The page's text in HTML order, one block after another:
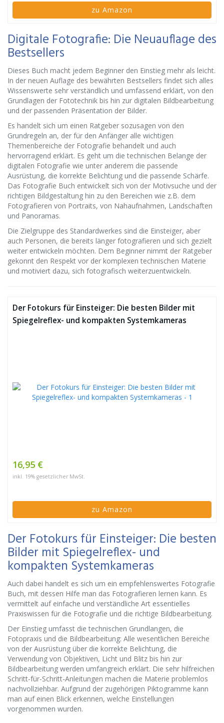
zu Amazon
Digitale Fotografie: Die Neuauflage des
Bestsellers
Dieses Buch macht jedem Beginner den Einstieg mehr als leicht.
In der neuen Auflage des bewährten Bestsellers findet sich alles
Wissenswerte sehr verständlich und umfassend erklärt, von den
Grundlagen der Fototechnik bis hin zur digitalen Bildbearbeitung
und der passenden Präsentation der Bilder.
Es handelt sich um einen Ratgeber sozusagen von den
Grundregeln an, der für den Anfänger alle wichtigen
Themenbereiche der Fotografie behandelt und auch
hervorragend erklärt. Es geht um die technischen Belange der
digitalen Fotografie wie unter anderem die passende
Ausrüstung, die korrekte Belichtung und die passende Schärfe.
Das Fotografie Buch entwickelt sich von der Motivsuche und der
richtigen Bildgestaltung hin zu den Bereichen wie z.B. dem
Fotografieren von Portraits, von Nahaufnahmen, Landschaften
und Panoramas.
Die Zielgruppe des Standardwerkes sind die Einsteiger, aber
auch Personen, die bereits länger fotografieren und sich gezielt
weiter entwickeln möchten. Dem Beginner nimmt der Ratgeber
gekonnt den Respekt vor der komplexen technischen Materie
und motiviert dazu, sich fotografisch weiterzuentwickeln.
Der Fotokurs für Einsteiger: Die besten Bilder mit
Spiegelreflex- und kompakten Systemkameras
16,95 €
inkl. 19% gesetzlicher MwSt.
zu Amazon
Der Fotokurs für Einsteiger: Die besten
Bilder mit Spiegelreflex- und
kompakten Systemkameras
Auch dabei handelt es sich um ein empfehlenswertes Fotografie
Buch, mit dessen Hilfe man das Fotografieren lernen kann. Es
vermittelt auf einfache und verständliche Art essentielles
Praxiswissen für die Fotografie und die richtige Bildbearbeitung.
Der Einstieg umfasst die technischen Grundlangen, die
Fotopraxis und die Bildbearbeitung: Alle wesentlichen Bereiche
von der Ausrüstung über die korrekte Belichtung, die
Verwendung von Objektiven, Licht und Blitz bis hin zur
Bildbearbeitung werden umfangreich erklärt. Die sehr hilfreichen
Schritt-für-Schritt-Anleitungen machen die Materie problemlos
nachvollziehbar. Aufgrund der zugehörigen Piktogramme kann
man auf einen Blick erkennen, welche Einstellungen
vorgenommen wurden.